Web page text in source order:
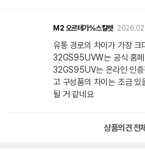
M2 오르테가%스칼렛
유통 경로의 차이가 가장 크
32GS95UVW는 공식 홈페
32GS95UV는 온라인 인증
고 구성품의 차이는 조금 있
될 거 같네요
상품의견 전